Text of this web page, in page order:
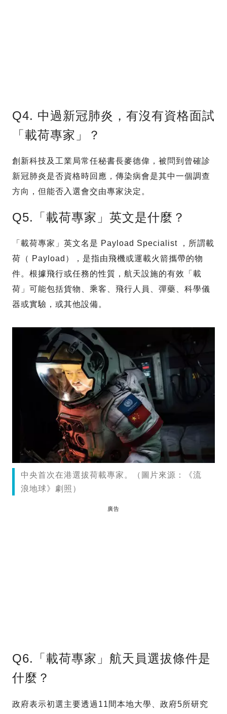
Q4. 中過新冠肺炎，有沒有資格面試
「載荷專家」？
創新科技及工業局常任秘書長麥德偉，被問到曾確診
新冠肺炎是否資格時回應，傳染病會是其中一個調查
方向，但能否入選會交由專家決定。
Q5.「載荷專家」英文是什麼？
「載荷專家」英文名是 Payload Specialist ，所謂載
荷（ Payload），是指由飛機或運載火箭攜帶的物
件。根據飛行或任務的性質，航天設施的有效「載
荷」可能包括貨物、乘客、飛行人員、彈藥、科學儀
器或實驗，或其他設備。
中央首次在港選拔荷載專家。（圖片來源：《流
浪地球》劇照）
廣告
Q6.「載荷專家」航天員選拔條件是
什麼？
政府表示初選主要透過11間本地大學、政府5所研究